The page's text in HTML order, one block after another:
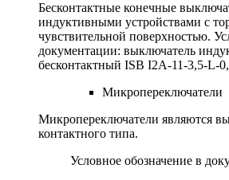
Бесконтактные конечные
индуктивными устройствами с
чувствительной поверхностью.
документации: выключатель
бесконтактный ISB I2A-11-3,5-L-
Микропереключатели
Микропереключатели являются
контактного типа.
Условное обозначение в